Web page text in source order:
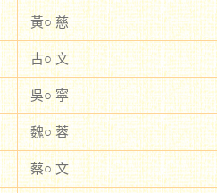
黃○ 慈
古○ 文
吳○ 寜
魏○ 蓉
蔡○ 文